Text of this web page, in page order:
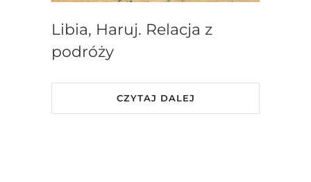
Libia, Haruj. Relacja z
podróży
CZYTAJ DALEJ